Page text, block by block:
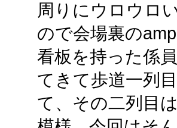
周りにウロウロ
ので会場裏の
看板を持った係
てきて歩道一列
て、その二列目